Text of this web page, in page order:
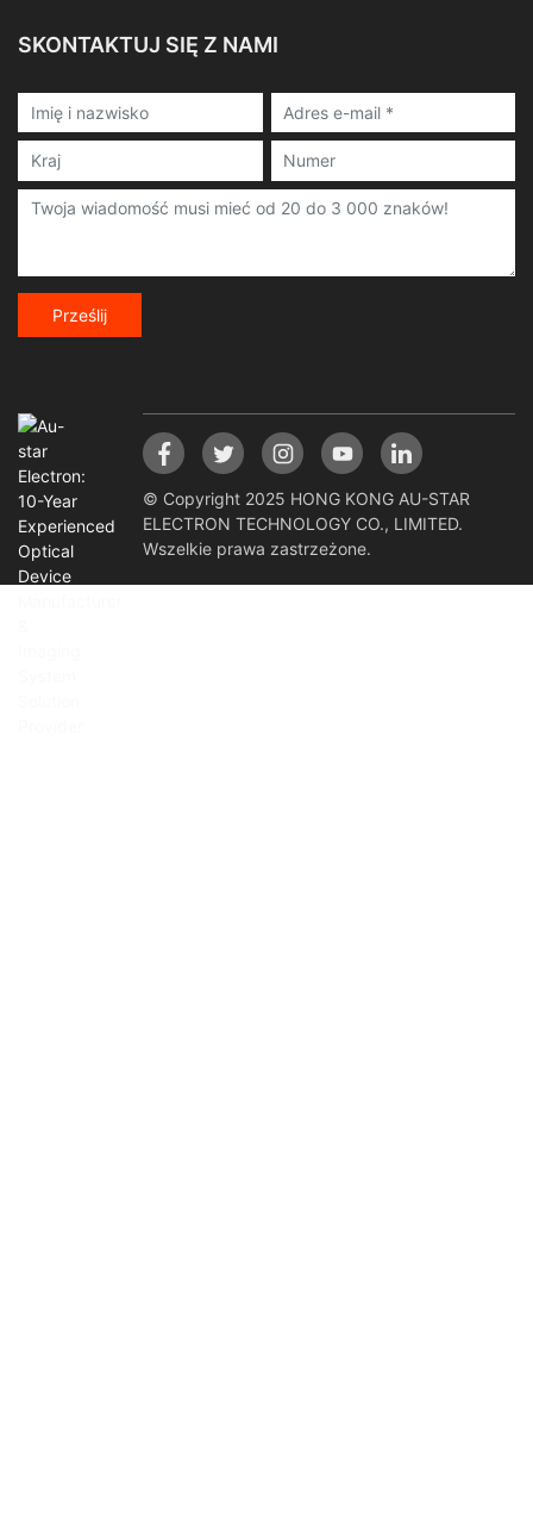
SKONTAKTUJ SIĘ Z NAMI
Prześlij
© Copyright 2025 HONG KONG AU-STAR
ELECTRON TECHNOLOGY CO., LIMITED.
Wszelkie prawa zastrzeżone.